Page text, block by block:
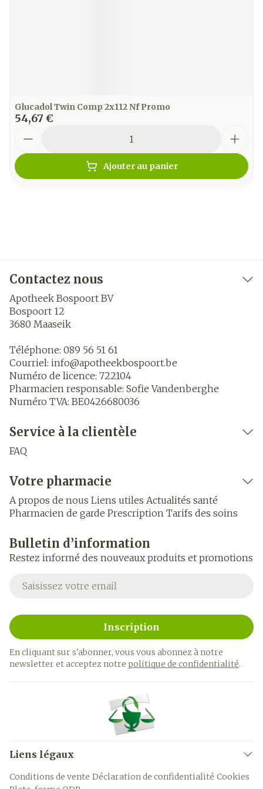
Glucadol Twin Comp 2x112 Nf Promo
54,67 €
Ajouter au panier
Contactez nous
Apotheek Bospoort BV
Bospoort 12
3680 Maaseik
Téléphone: 089 56 51 61
Courriel: info@apotheekbospoort.be
Numéro de licence: 722104
Pharmacien responsable: Sofie Vandenberghe
Numéro TVA: BE0426680036
Service à la clientèle
FAQ
Votre pharmacie
A propos de nous Liens utiles Actualités santé
Pharmacien de garde Prescription Tarifs des soins
Bulletin d’information
Restez informé des nouveaux produits et promotions
Adresse mail
Inscription
En cliquant sur s'abonner, vous vous abonnez à notre
newsletter et acceptez notre politique de confidentialité.
Liens légaux
Conditions de vente Déclaration de confidentialité Cookies